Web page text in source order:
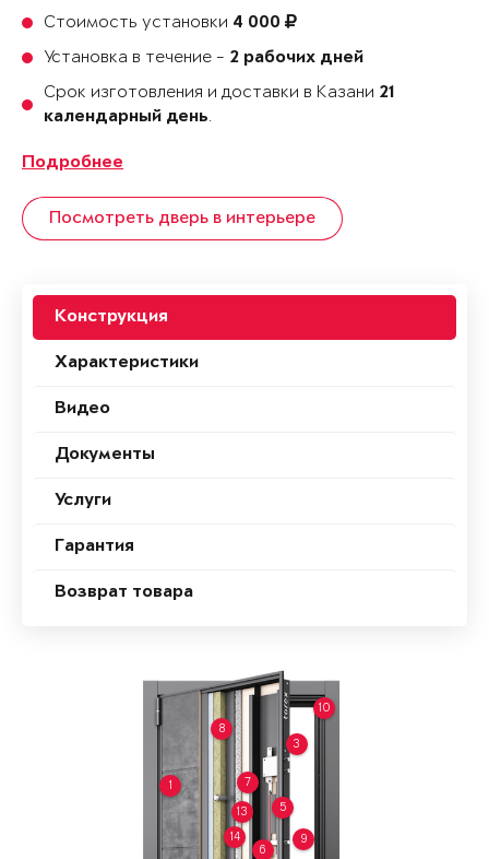
Стоимость установки 4 000
Установка в течение - 2 рабочих дней
Срок изготовления и доставки в Казани 21
календарный день.
Подробнее
Посмотреть дверь в интерьере
Конструкция
Характеристики
Видео
Документы
Услуги
Гарантия
Возврат товара
1
3
5
6
7
8
9
10
13
14